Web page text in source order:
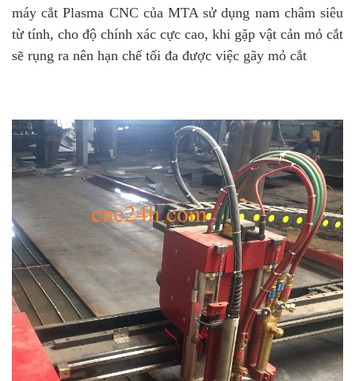
máy cắt Plasma CNC của MTA sử dụng nam châm siêu
từ tính, cho độ chính xác cực cao, khi gặp vật cản mỏ cắt
sẽ rụng ra nên hạn chế tối đa được việc gãy mỏ cắt